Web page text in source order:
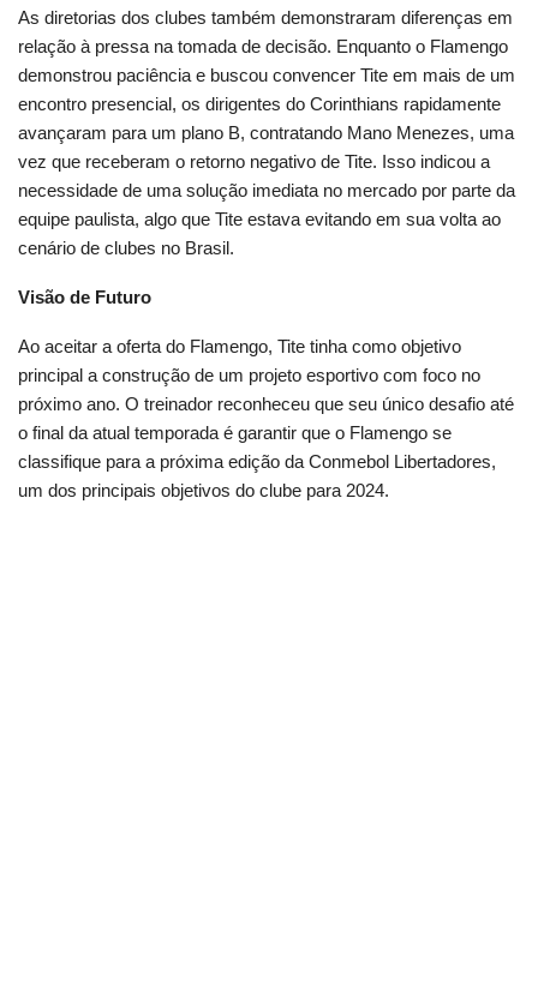
As diretorias dos clubes também demonstraram diferenças em
relação à pressa na tomada de decisão. Enquanto o Flamengo
demonstrou paciência e buscou convencer Tite em mais de um
encontro presencial, os dirigentes do Corinthians rapidamente
avançaram para um plano B, contratando Mano Menezes, uma
vez que receberam o retorno negativo de Tite. Isso indicou a
necessidade de uma solução imediata no mercado por parte da
equipe paulista, algo que Tite estava evitando em sua volta ao
cenário de clubes no Brasil.
Visão de Futuro
Ao aceitar a oferta do Flamengo, Tite tinha como objetivo
principal a construção de um projeto esportivo com foco no
próximo ano. O treinador reconheceu que seu único desafio até
o final da atual temporada é garantir que o Flamengo se
classifique para a próxima edição da Conmebol Libertadores,
um dos principais objetivos do clube para 2024.